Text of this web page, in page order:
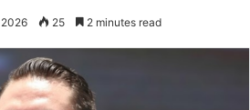
25 2 minutes read